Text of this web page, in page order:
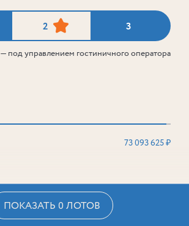
2 3
— под управлением гостиничного оператора
73 093 625 ₽
ПОКАЗАТЬ 0 ЛОТОВ